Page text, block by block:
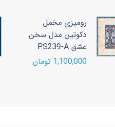
رومیزی مخمل
دکوتین مدل سخن
عشق PS239-A
1,100,000 تومان